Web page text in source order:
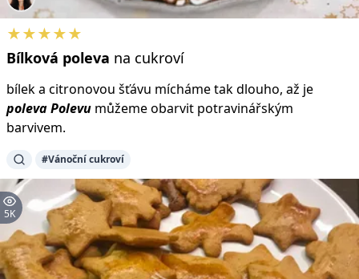
★★★★★
Bílková poleva na cukroví
bílek a citronovou šťávu mícháme tak dlouho, až je
polevaPolevu můžeme obarvit potravinářským
barvivem.
#Vánoční cukroví
5K